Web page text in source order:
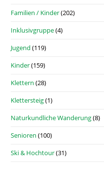
Familien / Kinder(202)
Inklusivgruppe(4)
Jugend (119)
Kinder(159)
Klettern (28)
Klettersteig(1)
Naturkundliche Wanderung(8)
Senioren (100)
Ski & Hochtour(31)